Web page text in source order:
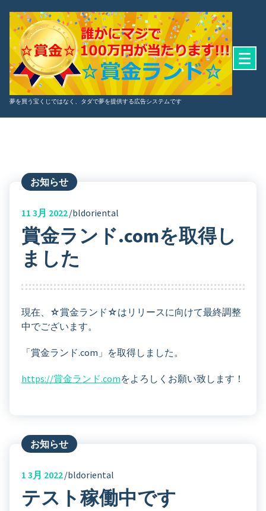
ッ
夢を買う宝くじではなく、タダで夢を提供する広告システムです
お知らせ
11 3月 2022 bldoriental
賞金ランド.comを取得し
ました
現在、☆賞金ランド☆はリリースに向けて最終調整
中でございます。
「賞金ランド.com」を取得しました。
https://賞金ランド.comをよろしくお願い致します！
お知らせ
1 3月 2022 bldoriental
テスト稼働中です